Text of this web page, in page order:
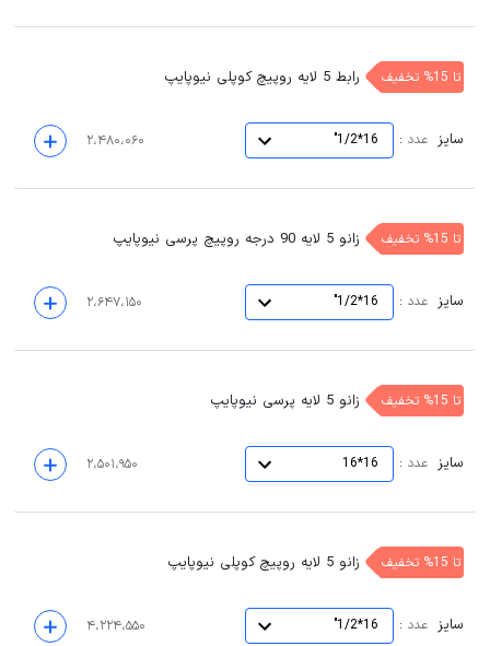
تا 15% تخفیف رابط 5 لایه روپیچ کوپلی نیوپایپ
سایز عدد :
16*1/2" ۲،۴۸۰،۰۶۰
تا 15% تخفیف زانو 5 لایه 90 درجه روپیچ پرسی نیوپایپ
سایز عدد :
16*1/2" ۲،۶۴۷،۱۵۰
تا 15% تخفیف زانو 5 لایه پرسی نیوپایپ
سایز عدد :
16*16 ۲،۵۰۱،۹۵۰
تا 15% تخفیف زانو 5 لایه روپیچ کوپلی نیوپایپ
سایز عدد :
16*1/2" ۴،۲۲۴،۵۵۰